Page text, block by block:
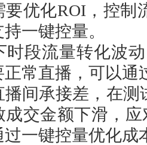
要优化ROI，控制
一键控量。
时段流量转化波
正常直播，可以通
间承接差，在
成交金额下滑，
一键控量优化成